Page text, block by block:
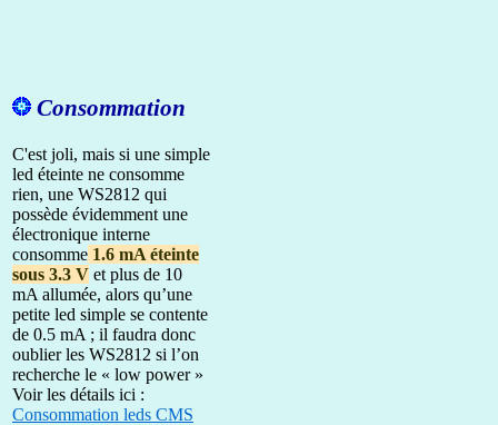
Consommation
C'est joli, mais si une simple
led éteinte ne consomme
rien, une WS2812 qui
possède évidemment une
électronique interne
consomme 1.6 mA éteinte
sous 3.3 V et plus de 10
mA allumée, alors qu’une
petite led simple se contente
de 0.5 mA ; il faudra donc
oublier les WS2812 si l’on
recherche le « low power »
Voir les détails ici :
Consommation leds CMS